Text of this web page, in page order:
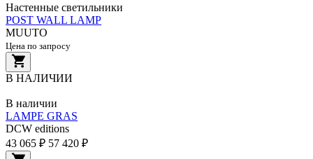
Настенные светильники
POST WALL LAMP
MUUTO
Цена по запросу
В НАЛИЧИИ
В наличии
LAMPE GRAS
DCW editions
43 065 ₽ 57 420 ₽